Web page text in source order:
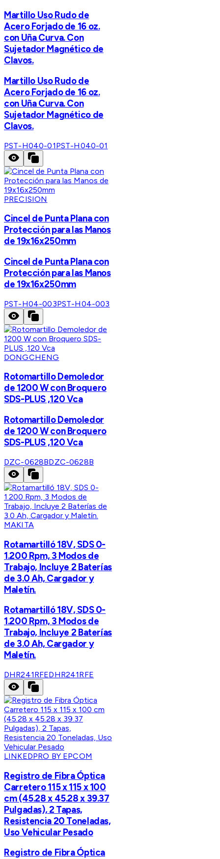
Martillo Uso Rudo de
Acero Forjado de 16 oz.
con Uña Curva. Con
Sujetador Magnético de
Clavos.
Martillo Uso Rudo de
Acero Forjado de 16 oz.
con Uña Curva. Con
Sujetador Magnético de
Clavos.
PST-H040-01PST-H040-01
PRECISION
Cincel de Punta Plana con
Protección para las Manos
de 19x16x250mm
Cincel de Punta Plana con
Protección para las Manos
de 19x16x250mm
PST-H04-003PST-H04-003
DONGCHENG
Rotomartillo Demoledor
de 1200 W con Broquero
SDS-PLUS ,120 Vca
Rotomartillo Demoledor
de 1200 W con Broquero
SDS-PLUS ,120 Vca
DZC-0628BDZC-0628B
MAKITA
Rotamartilló 18V, SDS 0-
1.200 Rpm, 3 Modos de
Trabajo, Incluye 2 Baterías
de 3.0 Ah, Cargador y
Maletín.
Rotamartilló 18V, SDS 0-
1.200 Rpm, 3 Modos de
Trabajo, Incluye 2 Baterías
de 3.0 Ah, Cargador y
Maletín.
DHR241RFEDHR241RFE
LINKEDPRO BY EPCOM
Registro de Fibra Óptica
Carretero 115 x 115 x 100
cm (45.28 x 45.28 x 39.37
Pulgadas), 2 Tapas,
Resistencia 20 Toneladas,
Uso Vehicular Pesado
Registro de Fibra Óptica